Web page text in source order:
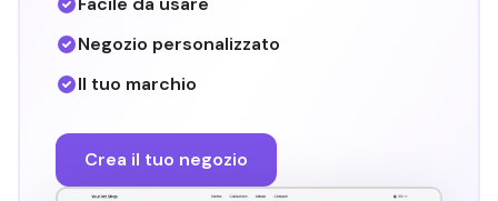
Negozio personalizzato
Il tuo marchio
Crea il tuo negozio